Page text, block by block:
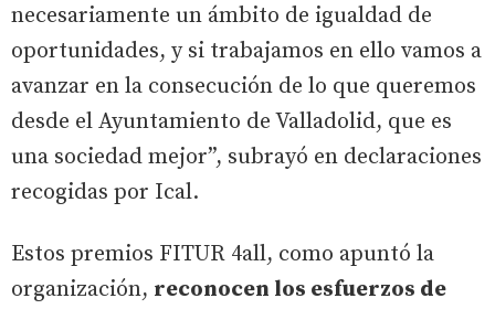
necesariamente un ámbito de igualdad de
oportunidades, y si trabajamos en ello vamos a
avanzar en la consecución de lo que queremos
desde el Ayuntamiento de Valladolid, que es
una sociedad mejor”, subrayó en declaraciones
recogidas por Ical.
Estos premios FITUR 4all, como apuntó la
organización, reconocen los esfuerzos de